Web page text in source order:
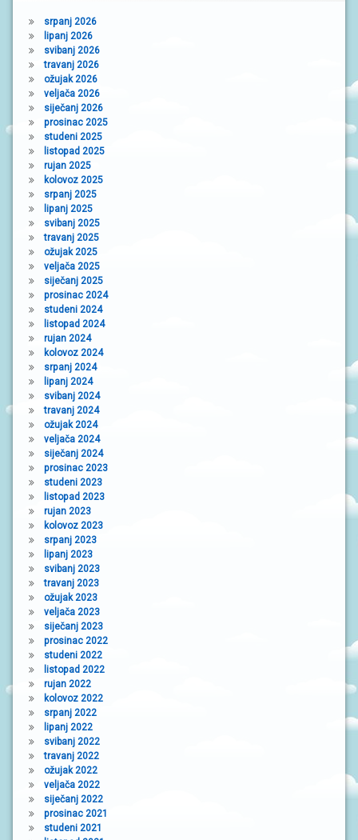
srpanj 2026
lipanj 2026
svibanj 2026
travanj 2026
ožujak 2026
veljača 2026
siječanj 2026
prosinac 2025
studeni 2025
listopad 2025
rujan 2025
kolovoz 2025
srpanj 2025
lipanj 2025
svibanj 2025
travanj 2025
ožujak 2025
veljača 2025
siječanj 2025
prosinac 2024
studeni 2024
listopad 2024
rujan 2024
kolovoz 2024
srpanj 2024
lipanj 2024
svibanj 2024
travanj 2024
ožujak 2024
veljača 2024
siječanj 2024
prosinac 2023
studeni 2023
listopad 2023
rujan 2023
kolovoz 2023
srpanj 2023
lipanj 2023
svibanj 2023
travanj 2023
ožujak 2023
veljača 2023
siječanj 2023
prosinac 2022
studeni 2022
listopad 2022
rujan 2022
kolovoz 2022
srpanj 2022
lipanj 2022
svibanj 2022
travanj 2022
ožujak 2022
veljača 2022
siječanj 2022
prosinac 2021
studeni 2021